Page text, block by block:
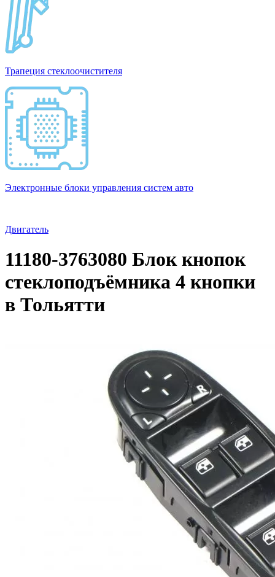
Трапеция стеклоочистителя
Электронные блоки управления систем авто
Двигатель
11180-3763080 Блок кнопок
стеклоподъёмника 4 кнопки
в Тольятти